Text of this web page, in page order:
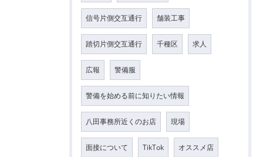
信号片側交互通行 舗装工事
踏切片側交互通行 千種区 求人
広報 警備服
警備を始める前に知りたい情報
八田事務所近くのお店 現場
面接について TikTok オススメ店